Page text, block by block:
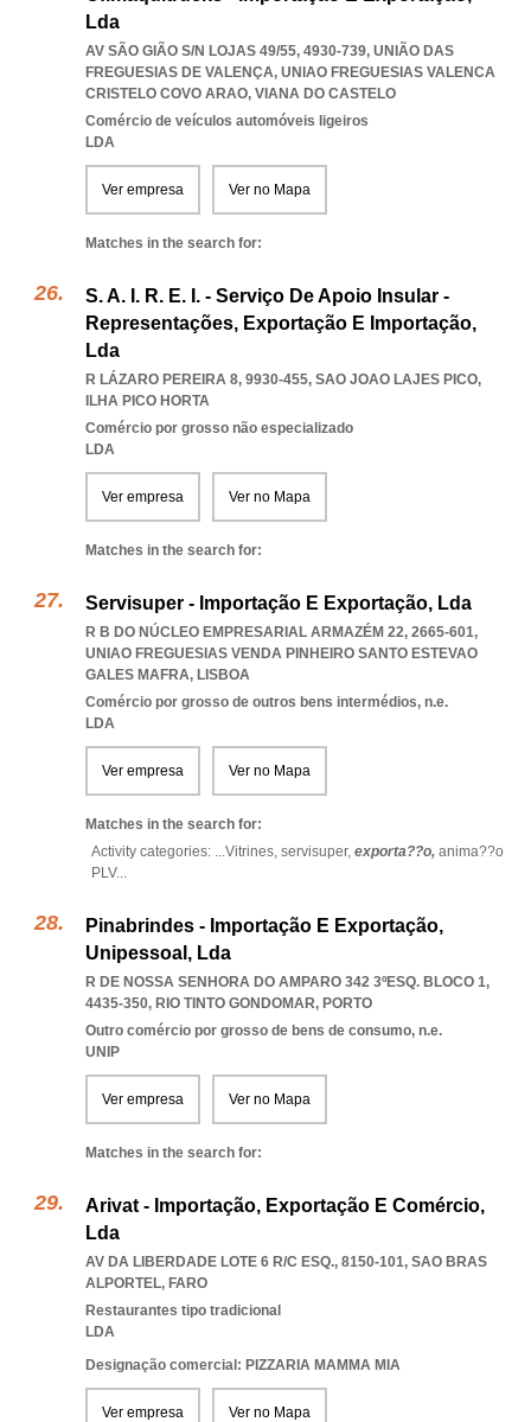
Lda
AV SÃO GIÃO S/N LOJAS 49/55, 4930-739, UNIÃO DAS
FREGUESIAS DE VALENÇA, UNIAO FREGUESIAS VALENCA
CRISTELO COVO ARAO, VIANA DO CASTELO
Comércio de veículos automóveis ligeiros
LDA
Ver empresa Ver no Mapa
Matches in the search for:
S. A. I. R. E. I. - Serviço De Apoio Insular -
Representações, Exportação E Importação,
Lda
R LÁZARO PEREIRA 8, 9930-455, SAO JOAO LAJES PICO,
ILHA PICO HORTA
Comércio por grosso não especializado
LDA
Ver empresa Ver no Mapa
Matches in the search for:
Servisuper - Importação E Exportação, Lda
R B DO NÚCLEO EMPRESARIAL ARMAZÉM 22, 2665-601,
UNIAO FREGUESIAS VENDA PINHEIRO SANTO ESTEVAO
GALES MAFRA, LISBOA
Comércio por grosso de outros bens intermédios, n.e.
LDA
Ver empresa Ver no Mapa
Matches in the search for:
Activity categories: ...Vitrines, servisuper, exporta??o, anima??o
PLV...
Pinabrindes - Importação E Exportação,
Unipessoal, Lda
R DE NOSSA SENHORA DO AMPARO 342 3ºESQ. BLOCO 1,
4435-350, RIO TINTO GONDOMAR, PORTO
Outro comércio por grosso de bens de consumo, n.e.
UNIP
Ver empresa Ver no Mapa
Matches in the search for:
Arivat - Importação, Exportação E Comércio,
Lda
AV DA LIBERDADE LOTE 6 R/C ESQ., 8150-101, SAO BRAS
ALPORTEL, FARO
Restaurantes tipo tradicional
LDA
Designação comercial: PIZZARIA MAMMA MIA
Ver empresa Ver no Mapa